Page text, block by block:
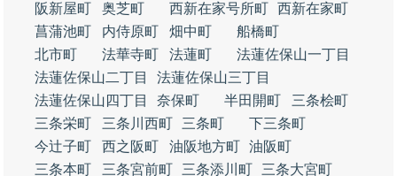
阪新屋町
奥芝町 西新在家号所町 西新在家町
菖蒲池町
内侍原町 畑中町
船橋町
北市町
法華寺町 法蓮町
法蓮佐保山一丁目
法蓮佐保山二丁目
法蓮佐保山三丁目
法蓮佐保山四丁目
奈保町 半田開町
三条桧町
三条栄町
三条川西町 三条町
下三条町
今辻子町
西之阪町 油阪地方町 油阪町
三条本町
三条宮前町 三条添川町
三条大宮町